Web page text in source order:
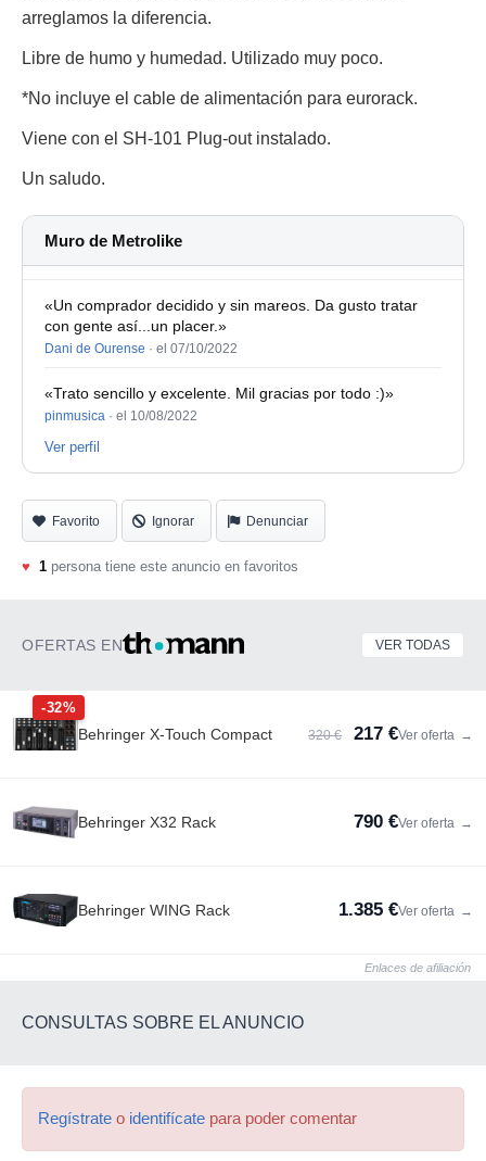
arreglamos la diferencia.
Libre de humo y humedad. Utilizado muy poco.
*No incluye el cable de alimentación para eurorack.
Viene con el SH-101 Plug-out instalado.
Un saludo.
Muro de Metrolike
«Un comprador decidido y sin mareos. Da gusto tratar
con gente así...un placer.»
Dani de Ourense · el 07/10/2022
«Trato sencillo y excelente. Mil gracias por todo :)»
pinmusica · el 10/08/2022
Ver perfil
Favorito Ignorar Denunciar
♥ 1 persona tiene este anuncio en favoritos
OFERTAS EN VER TODAS
-32%
Behringer X-Touch Compact 320 € 217 €Ver oferta →
Behringer X32 Rack 790 €Ver oferta →
Behringer WING Rack 1.385 €Ver oferta →
Enlaces de afiliación
CONSULTAS SOBRE EL ANUNCIO
Regístrate o identifícate para poder comentar